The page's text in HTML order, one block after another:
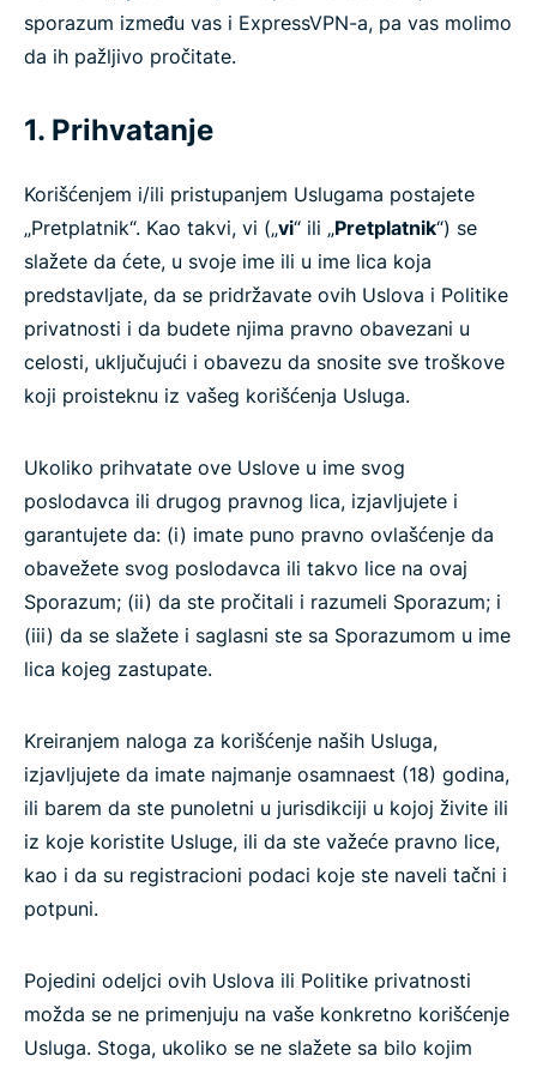
sporazum između vas i ExpressVPN-a, pa vas molimo
da ih pažljivo pročitate.
1. Prihvatanje
Korišćenjem i/ili pristupanjem Uslugama postajete
„Pretplatnik“. Kao takvi, vi („vi“ ili „Pretplatnik“) se
slažete da ćete, u svoje ime ili u ime lica koja
predstavljate, da se pridržavate ovih Uslova i Politike
privatnosti i da budete njima pravno obavezani u
celosti, uključujući i obavezu da snosite sve troškove
koji proisteknu iz vašeg korišćenja Usluga.
Ukoliko prihvatate ove Uslove u ime svog
poslodavca ili drugog pravnog lica, izjavljujete i
garantujete da: (i) imate puno pravno ovlašćenje da
obavežete svog poslodavca ili takvo lice na ovaj
Sporazum; (ii) da ste pročitali i razumeli Sporazum; i
(iii) da se slažete i saglasni ste sa Sporazumom u ime
lica kojeg zastupate.
Kreiranjem naloga za korišćenje naših Usluga,
izjavljujete da imate najmanje osamnaest (18) godina,
ili barem da ste punoletni u jurisdikciji u kojoj živite ili
iz koje koristite Usluge, ili da ste važeće pravno lice,
kao i da su registracioni podaci koje ste naveli tačni i
potpuni.
Pojedini odeljci ovih Uslova ili Politike privatnosti
možda se ne primenjuju na vaše konkretno korišćenje
Usluga. Stoga, ukoliko se ne slažete sa bilo kojim